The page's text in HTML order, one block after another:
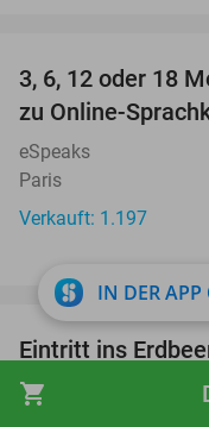
shopping_cart
3, 6, 12 oder 18
zu Online-
eSpeaks
Paris
Verkauft: 1.197
Eintritt ins
Pfannkuchen
IN DER APP